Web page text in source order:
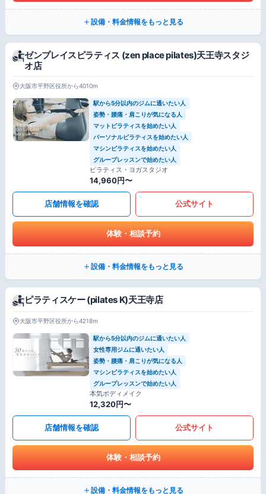
設備・料金情報をもっと見る
ゼンプレイスピラティス (zen place pilates)天王寺スタジ
オ店
大阪市平野区役所から4010m
駅から5分以内のジムに通いたい人
姿勢・腰痛・肩こりが気になる人
マットピラティスを始めたい人
パーソナルピラティスを始めたい人
マシンピラティスを始めたい人
グループレッスンで始めたい人
ピラティス・ヨガスタジオ
14,960円〜
店舗情報を確認 公式サイト
体験・相談予約
設備・料金情報をもっと見る
ピラティスケー (pilates K)天王寺店
大阪市平野区役所から4218m
駅から5分以内のジムに通いたい人
女性専用ジムに通いたい人
姿勢・腰痛・肩こりが気になる人
マシンピラティスを始めたい人
グループレッスンで始めたい人
本気ボディメイク
12,320円〜
店舗情報を確認 公式サイト
体験・相談予約
設備・料金情報をもっと見る